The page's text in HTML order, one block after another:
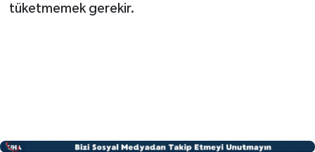
tüketmemek gerekir.